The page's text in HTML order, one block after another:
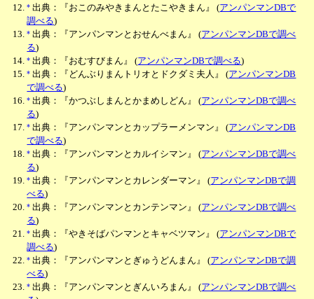
* 出典：『おこのみやきまんとたこやきまん』(アンパンマンDBで
調べる)
* 出典：『アンパンマンとおせんべまん』(アンパンマンDBで調べ
る)
* 出典：『おむすびまん』(アンパンマンDBで調べる)
* 出典：『どんぶりまんトリオとドクダミ夫人』(アンパンマンDB
で調べる)
* 出典：『かつぶしまんとかまめしどん』(アンパンマンDBで調べ
る)
* 出典：『アンパンマンとカップラーメンマン』(アンパンマンDB
で調べる)
* 出典：『アンパンマンとカルイシマン』(アンパンマンDBで調べ
る)
* 出典：『アンパンマンとカレンダーマン』(アンパンマンDBで調
べる)
* 出典：『アンパンマンとカンテンマン』(アンパンマンDBで調べ
る)
* 出典：『やきそばパンマンとキャベツマン』(アンパンマンDBで
調べる)
* 出典：『アンパンマンとぎゅうどんまん』(アンパンマンDBで調
べる)
* 出典：『アンパンマンとぎんいろまん』(アンパンマンDBで調べ